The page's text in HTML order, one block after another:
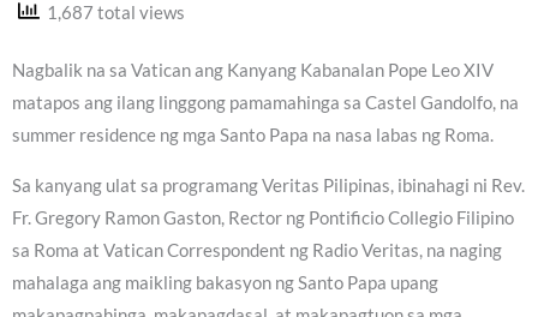
1,687 total views
Nagbalik na sa Vatican ang Kanyang Kabanalan Pope Leo XIV
matapos ang ilang linggong pamamahinga sa Castel Gandolfo, na
summer residence ng mga Santo Papa na nasa labas ng Roma.
Sa kanyang ulat sa programang Veritas Pilipinas, ibinahagi ni Rev.
Fr. Gregory Ramon Gaston, Rector ng Pontificio Collegio Filipino
sa Roma at Vatican Correspondent ng Radio Veritas, na naging
mahalaga ang maikling bakasyon ng Santo Papa upang